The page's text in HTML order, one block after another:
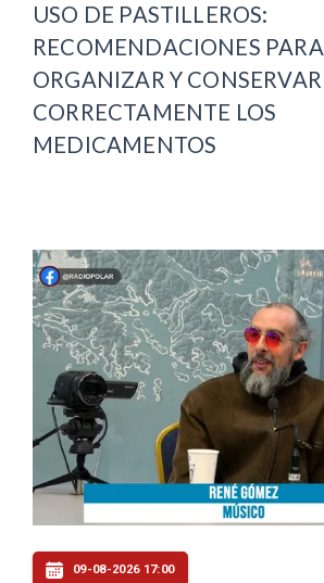
USO DE PASTILLEROS:
RECOMENDACIONES PARA
ORGANIZAR Y CONSERVAR
CORRECTAMENTE LOS
MEDICAMENTOS
09-08-2026 17:00